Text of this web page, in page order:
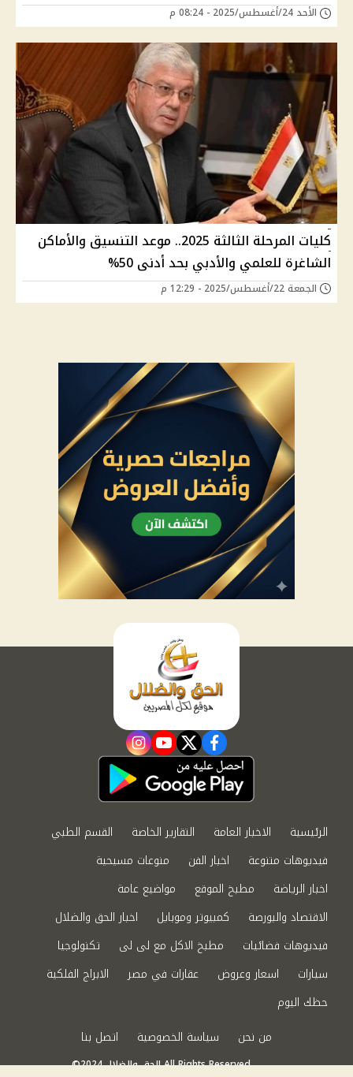
الأحد 24/أغسطس/2025 - 08:24 م
كليات المرحلة الثالثة 2025.. موعد التنسيق والأماكن
الشاغرة للعلمي والأدبي بحد أدنى 50%
الجمعة 22/أغسطس/2025 - 12:29 م
facebook
twitter
youtube
instagram
الرئيسية الاخبار العامة التقارير الخاصة
القسم الطبي
فيديوهات متنوعة
اخبار الفن
منوعات مسيحية
اخبار الرياضة
مطبخ الموقع
مواضيع عامة
الاقتصاد والبورصة
كمبيوتر وموبايل
اخبار الحق والضلال
فيديوهات فضائيات
مطبخ الاكل مع لى لى
تكنولوجيا
سيارات
اسعار وعروض عقارات في مصر
الابراج الفلكية
حظك اليوم
من نحن
سياسة الخصوصية اتصل بنا
©2024 الحق والضلال All Rights Reserved.